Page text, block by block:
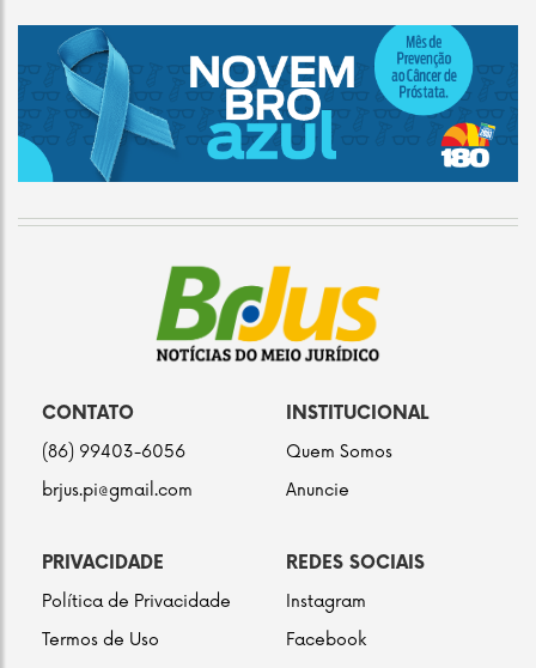
CONTATO
(86) 99403-6056
brjus.pi@gmail.com
INSTITUCIONAL
Quem Somos
Anuncie
PRIVACIDADE
Política de Privacidade
Termos de Uso
REDES SOCIAIS
Instagram
Facebook